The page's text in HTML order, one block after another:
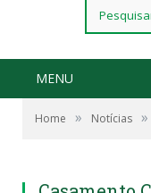
por:
MENU
Home » Notícias »